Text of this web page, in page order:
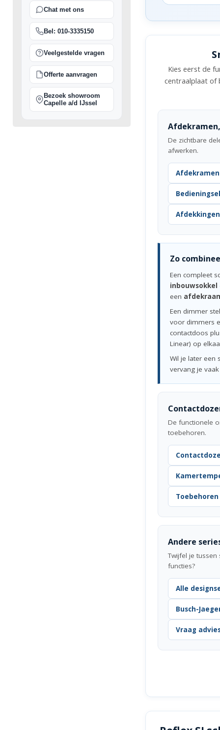
Kies eerst de
centraalplaat of
De zichtbare
afwerken.
Afdekramen
Zo
Een compleet
inbouwsokkel
een
Een dimmer
voor dimmers
contactdoos
Linear) op
Wil je later een
vervang je
De functionele
toebehoren.
Toebehoren
Andere
Twijfel je
functies?
Alle
Busch-
Vraag
Chat met ons
Bel: 010-3335150
Veelgestelde vragen
Offerte aanvragen
Bezoek showroom
Capelle a/d IJssel